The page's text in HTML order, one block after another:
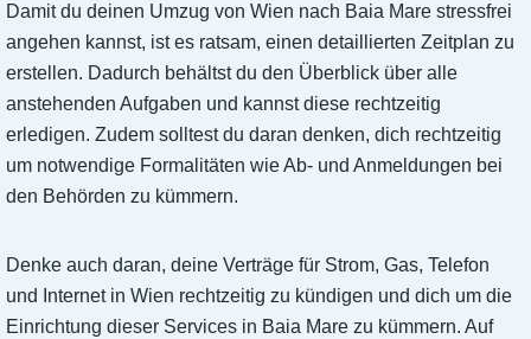
Damit du deinen Umzug von Wien nach Baia Mare stressfrei
angehen kannst, ist es ratsam, einen detaillierten Zeitplan zu
erstellen. Dadurch behältst du den Überblick über alle
anstehenden Aufgaben und kannst diese rechtzeitig
erledigen. Zudem solltest du daran denken, dich rechtzeitig
um notwendige Formalitäten wie Ab- und Anmeldungen bei
den Behörden zu kümmern.
Denke auch daran, deine Verträge für Strom, Gas, Telefon
und Internet in Wien rechtzeitig zu kündigen und dich um die
Einrichtung dieser Services in Baia Mare zu kümmern. Auf